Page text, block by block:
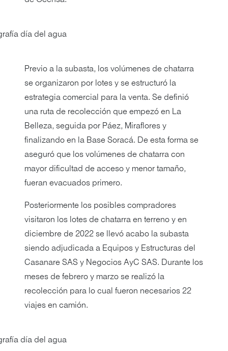
Previo a la subasta, los volúmenes de chatarra
se organizaron por lotes y se estructuró la
estrategia comercial para la venta. Se definió
una ruta de recolección que empezó en La
Belleza, seguida por Páez, Miraflores y
finalizando en la Base Soracá. De esta forma se
aseguró que los volúmenes de chatarra con
mayor dificultad de acceso y menor tamaño,
fueran evacuados primero.
Posteriormente los posibles compradores
visitaron los lotes de chatarra en terreno y en
diciembre de 2022 se llevó acabo la subasta
siendo adjudicada a Equipos y Estructuras del
Casanare SAS y Negocios AyC SAS. Durante los
meses de febrero y marzo se realizó la
recolección para lo cual fueron necesarios 22
viajes en camión.